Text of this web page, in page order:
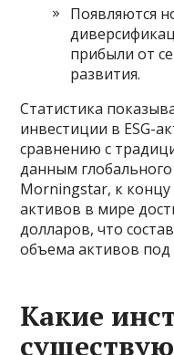
Появляются
прибыли от
развития.
Статистика
инвестиции в ESG-
сравнению с
данным глобального
Morningstar, к концу
активов в мире
долларов, что
объема активов под
Какие